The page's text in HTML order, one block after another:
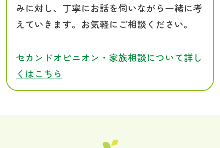
みに対し、丁寧にお話を伺いながら一緒に考
えていきます。お気軽にご相談ください。
セカンドオピニオン・家族相談について詳し
くはこちら